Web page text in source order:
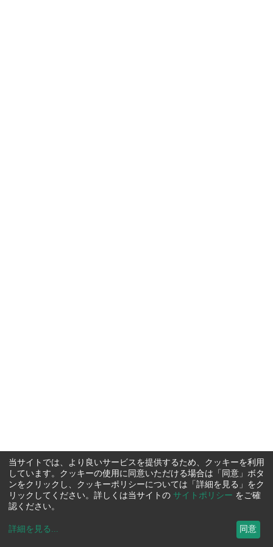
当サイトでは、より良いサービスを提供するため、クッキーを利用
しています。クッキーの使用に同意いただける場合は「同意」ボタ
ンをクリックし、クッキーポリシーについては「詳細を見る」をク
リックしてください。詳しくは当サイトの サイトポリシー をご確
認ください。
詳細を見る ... 同意